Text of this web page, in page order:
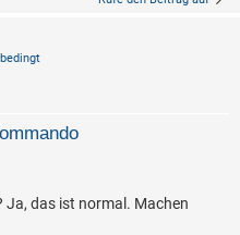
Ja, das ist normal. Machen